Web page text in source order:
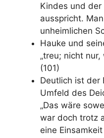
Kindes und
ausspricht.
unheimlichen
Hauke und
„treu; nicht
(101)
Deutlich ist der
Umfeld des
„Das wäre
war doch trotz
eine